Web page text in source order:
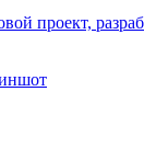
проект,